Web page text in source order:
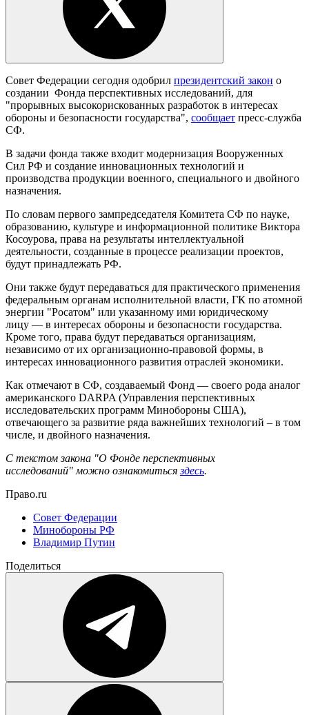
Совет Федерации сегодня одобрил президентский закон о
создании Фонда перспективных исследований, для
"прорывных высокорискованных разработок в интересах
обороны и безопасности государства", сообщает пресс-служба
СФ.
В задачи фонда также входит модернизация Вооруженных
Сил РФ и создание инновационных технологий и
производства продукции военного, специального и двойного
назначения.
По словам первого зампредседателя Комитета СФ по науке,
образованию, культуре и информационной политике Виктора
Косоурова, права на результаты интеллектуальной
деятельности, созданные в процессе реализации проектов,
будут принадлежать РФ.
Они также будут передаваться для практического применения
федеральным органам исполнительной власти, ГК по атомной
энергии "Росатом" или указанному ими юридическому
лицу — в интересах обороны и безопасности государства.
Кроме того, права будут передаваться организациям,
независимо от их организационно-правовой формы, в
интересах инновационного развития отраслей экономики.
Как отмечают в СФ, создаваемый Фонд — своего рода аналог
американского DARPA (Управления перспективных
исследовательских программ Минобороны США),
отвечающего за развитие ряда важнейших технологий – в том
числе, и двойного назначения.
С текстом закона "О Фонде перспективных
исследований" можно ознакомитьсяздесь.
Право.ru
Совет Федерации
Минобороны РФ
Владимир Путин
Поделиться